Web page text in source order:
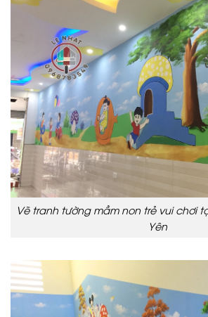
Vẽ tranh tường mầm non trẻ vui chơi
Yên